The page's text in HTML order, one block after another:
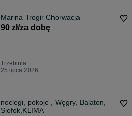
Marina Trogir Chorwacja
90 zł/za dobę
Trzebinia
25 lipca 2026
noclegi, pokoje , Węgry, Balaton,
Siofok,KLIMA